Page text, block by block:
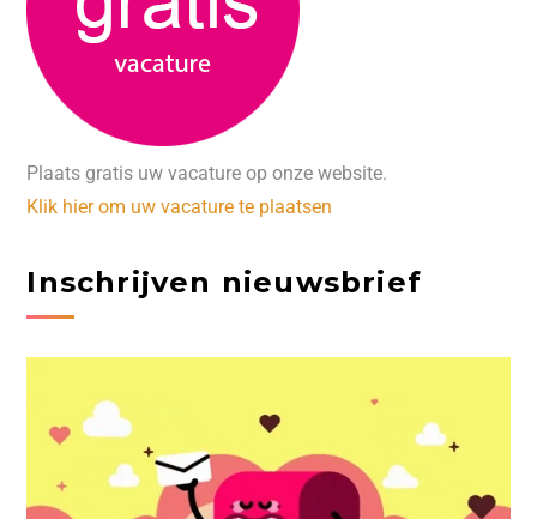
Plaats gratis uw vacature op onze website.
Klik hier om uw vacature te plaatsen
Inschrijven nieuwsbrief